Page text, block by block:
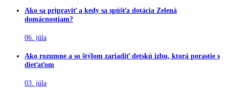
Ako sa pripraviť a kedy sa spúšťa dotácia Zelená
domácnostiam?
06. júla
Ako rozumne a so štýlom zariadiť detskú izbu, ktorá porastie s
dieťaťom
03. júla